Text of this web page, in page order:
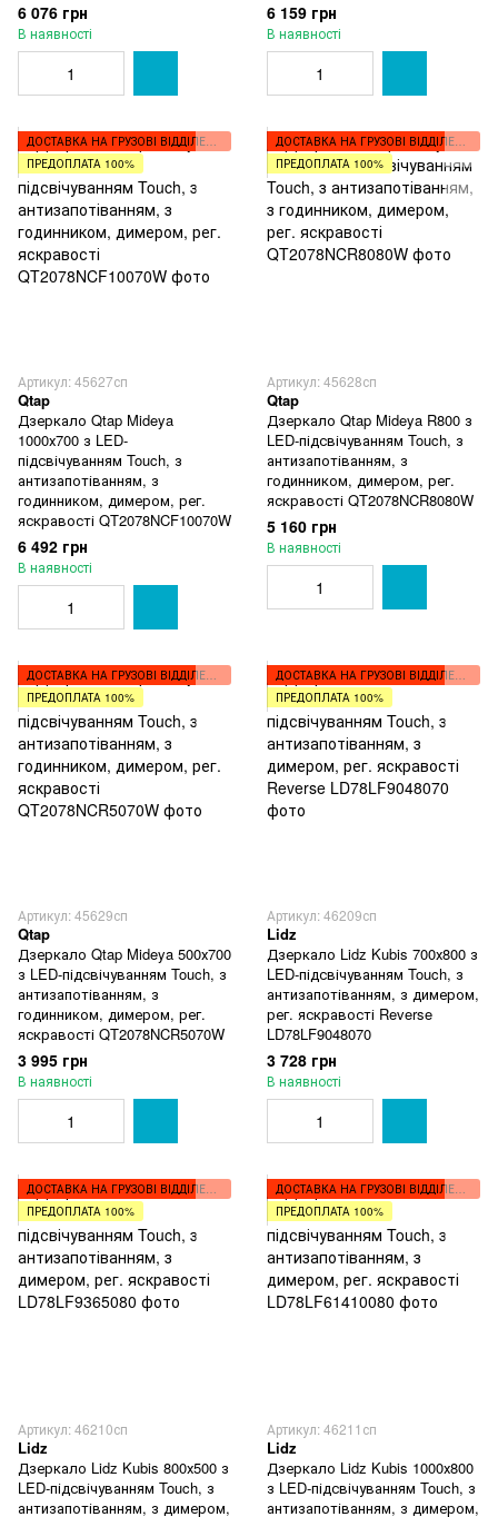
6 076 грн
В наявності
6 159 грн
В наявності
ДОСТАВКА НА ГРУЗОВІ ВІДДІЛЕННЯ
ПРЕДОПЛАТА 100%
Артикул: 45627сп
Qtap
Дзеркало Qtap Mideya
1000х700 з LED-
підсвічуванням Touch, з
антизапотіванням, з
годинником, димером, рег.
яскравості QT2078NCF10070W
6 492 грн
В наявності
ДОСТАВКА НА ГРУЗОВІ ВІДДІЛЕННЯ
ПРЕДОПЛАТА 100%
Артикул: 45628сп
Qtap
Дзеркало Qtap Mideya R800 з
LED-підсвічуванням Touch, з
антизапотіванням, з
годинником, димером, рег.
яскравості QT2078NCR8080W
5 160 грн
В наявності
ДОСТАВКА НА ГРУЗОВІ ВІДДІЛЕННЯ
ПРЕДОПЛАТА 100%
Артикул: 45629сп
Qtap
Дзеркало Qtap Mideya 500х700
з LED-підсвічуванням Touch, з
антизапотіванням, з
годинником, димером, рег.
яскравості QT2078NCR5070W
3 995 грн
В наявності
ДОСТАВКА НА ГРУЗОВІ ВІДДІЛЕННЯ
ПРЕДОПЛАТА 100%
Артикул: 46209сп
Lidz
Дзеркало Lidz Kubis 700х800 з
LED-підсвічуванням Touch, з
антизапотіванням, з димером,
рег. яскравості Reverse
LD78LF9048070
3 728 грн
В наявності
ДОСТАВКА НА ГРУЗОВІ ВІДДІЛЕННЯ
ПРЕДОПЛАТА 100%
Артикул: 46210сп
Lidz
Дзеркало Lidz Kubis 800х500 з
LED-підсвічуванням Touch, з
антизапотіванням, з димером,
ДОСТАВКА НА ГРУЗОВІ ВІДДІЛЕННЯ
ПРЕДОПЛАТА 100%
Артикул: 46211сп
Lidz
Дзеркало Lidz Kubis 1000х800
з LED-підсвічуванням Touch, з
антизапотіванням, з димером,